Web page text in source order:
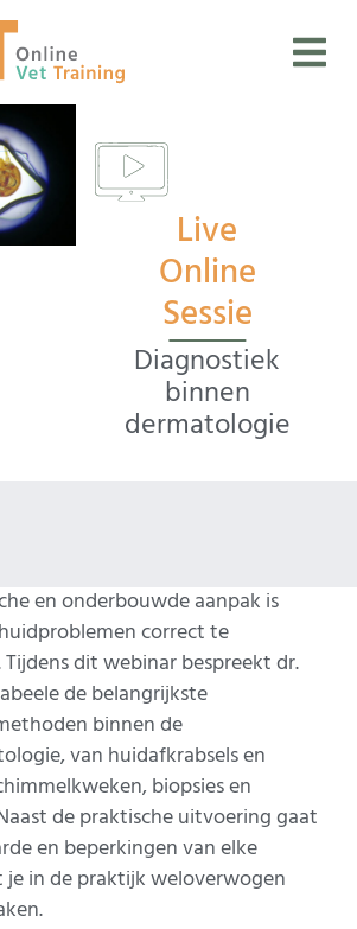
Live
Online
Sessie
Diagnostiek
binnen
dermatologie
en onderbouwde aanpak is
correct te
dit webinar bespreekt dr.
de belangrijkste
binnen de
van huidafkrabsels en
biopsies en
de praktische uitvoering gaat
en beperkingen van elke
in de praktijk weloverwogen